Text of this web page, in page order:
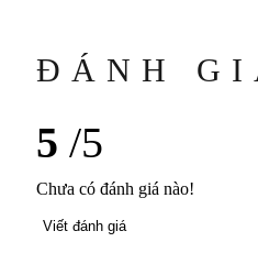
ĐÁNH
5 /5
Chưa có đánh giá nào!
Viết đánh giá